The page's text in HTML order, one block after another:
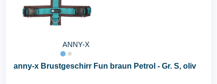
ANNY-X
anny-x Brustgeschirr Fun braun Petrol - Gr. S, oliv